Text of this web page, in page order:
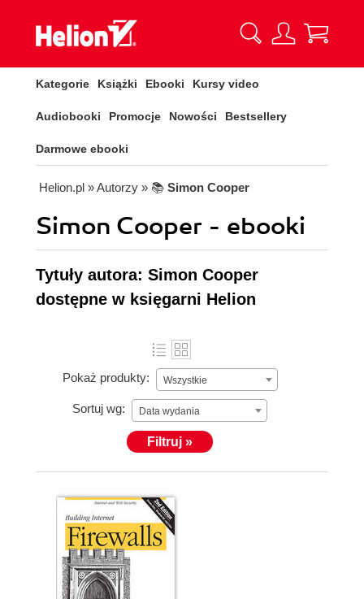
Kategorie Książki Ebooki Kursy video
Audiobooki Promocje Nowości Bestsellery
Darmowe ebooki
Helion.pl » Autorzy » 📚 Simon Cooper
Simon Cooper - ebooki
Tytuły autora: Simon Cooper
dostępne w księgarni Helion
Pokaż produkty: Wszystkie
Sortuj wg: Data wydania
Filtruj »